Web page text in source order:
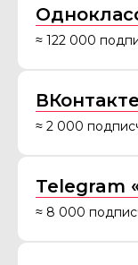
≈ 122 000
≈ 2 000
Telegram
≈ 8 000